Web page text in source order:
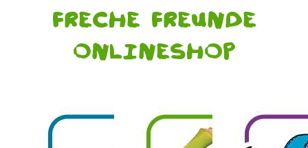
Freche Freunde
Onlineshop